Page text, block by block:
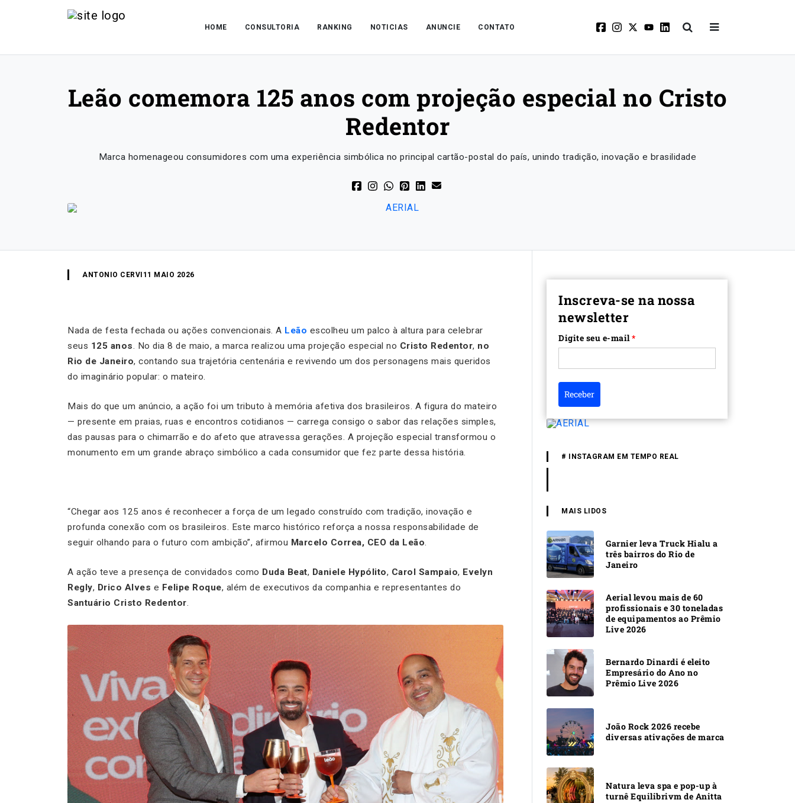
HOME CONSULTORIA RANKING NOTICIAS ANUNCIE CONTATO
Leão comemora 125 anos com projeção especial no Cristo
Redentor
Marca homenageou consumidores com uma experiência simbólica no principal cartão-postal do país, unindo tradição, inovação e brasilidade
ANTONIO CERVI 11 MAIO 2026
Nada de festa fechada ou ações convencionais. A Leão escolheu um palco à altura para celebrar
seus 125 anos. No dia 8 de maio, a marca realizou uma projeção especial no Cristo Redentor, no
Rio de Janeiro, contando sua trajetória centenária e revivendo um dos personagens mais queridos
do imaginário popular: o mateiro.
Mais do que um anúncio, a ação foi um tributo à memória afetiva dos brasileiros. A figura do mateiro
— presente em praias, ruas e encontros cotidianos — carrega consigo o sabor das relações simples,
das pausas para o chimarrão e do afeto que atravessa gerações. A projeção especial transformou o
monumento em um grande abraço simbólico a cada consumidor que fez parte dessa história.
“Chegar aos 125 anos é reconhecer a força de um legado construído com tradição, inovação e
profunda conexão com os brasileiros. Este marco histórico reforça a nossa responsabilidade de
seguir olhando para o futuro com ambição”, afirmou Marcelo Correa, CEO da Leão.
A ação teve a presença de convidados como Duda Beat, Daniele Hypólito, Carol Sampaio, Evelyn
Regly, Drico Alves e Felipe Roque, além de executivos da companhia e representantes do
Santuário Cristo Redentor.
Inscreva-se na nossa
newsletter
Digite seu e-mail*
Receber
# INSTAGRAM EM TEMPO REAL
MAIS LIDOS
Garnier leva Truck Hialu a
três bairros do Rio de
Janeiro
Aerial levou mais de 60
profissionais e 30 toneladas
de equipamentos ao Prêmio
Live 2026
Bernardo Dinardi é eleito
Empresário do Ano no
Prêmio Live 2026
João Rock 2026 recebe
diversas ativações de marca
Natura leva spa e pop-up à
turnê Equilibrivm de Anitta